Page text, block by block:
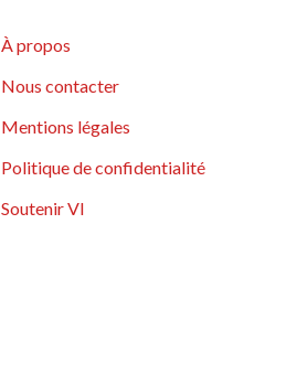
À propos
Nous contacter
Mentions légales
Politique de confidentialité
Soutenir VI